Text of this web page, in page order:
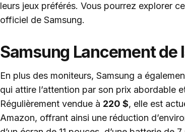
leurs jeux préférés. Vous pourrez explorer
officiel de Samsung.
Samsung Lancement de
En plus des moniteurs, Samsung a
qui attire l’attention par son prix abordable
Régulièrement vendue à 220 $, elle est
Amazon, offrant ainsi une réduction